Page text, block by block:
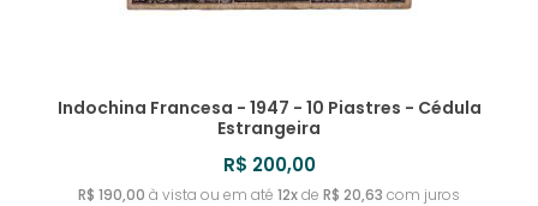
Indochina Francesa - 1947 - 10 Piastres - Cédula
Estrangeira
R$ 200,00
R$ 190,00 à vista ou em até 12xde R$ 20,63 com juros